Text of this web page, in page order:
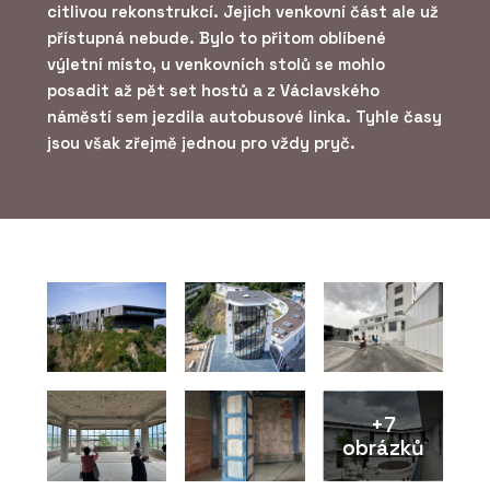
citlivou rekonstrukcí. Jejich venkovní část ale už
přístupná nebude. Bylo to přitom oblíbené
výletní místo, u venkovních stolů se mohlo
posadit až pět set hostů a z Václavského
náměstí sem jezdila autobusové linka. Tyhle časy
jsou však zřejmě jednou pro vždy pryč.
+7
obrázků